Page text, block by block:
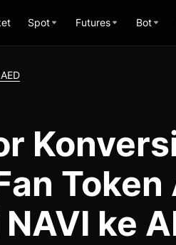
Spot Futures Bot
Token
ke